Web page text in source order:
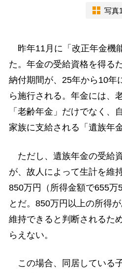
写真
昨年11月に「改正年金機
た。年金の受給資格を得る
納付期間が、25年から10年
ら施行される。年金には、
「老齢年金」だけでなく、
家族に支給される「遺族年
ただし、遺族年金の受給
が、故人によって生計を維
850万円（所得金額で655万
とだ。850万円以上の所得
維持できると判断されるた
らえない。
この場合、同居している